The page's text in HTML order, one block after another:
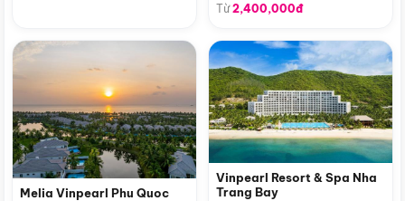
Từ2,400,000đ
Melia Vinpearl Phu Quoc
Vinpearl Resort & Spa Nha
Trang Bay